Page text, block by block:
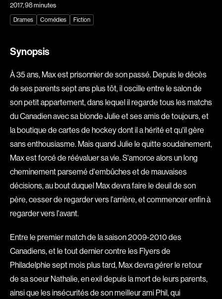
Explorer par
Animation
Art
Aventure
Biographiques
Comédies
Comédies musicales
Érotiques
Étudiants
Famille
Fantastiques
Fiction
Guerre
Historiques
Horreur
Indépendants
Jeunesse
Musicaux
Romantiques
Science-fiction
Sports
Thrillers
Western
Décennies
2017, 98 minutes
Drames Comédies Fiction
Synopsis
À 35 ans, Max est prisonnier de son passé. Depuis le décès
de ses parents sept ans plus tôt, il oscille entre le salon de
son petit appartement, dans lequel il regarde tous les matchs
du Canadien avec sa blonde Julie et ses amis de toujours, et
la boutique de cartes de hockey dont il a hérité et qu'il gère
sans enthousiasme. Mais quand Julie le quitte soudainement,
Max est forcé de réévaluer sa vie. S'amorce alors un long
cheminement parsemé d'embûches et de mauvaises
décisions, au bout duquel Max devra faire le deuil de son
père, cesser de regarder vers l'arrière, et commencer enfin à
regarder vers l'avant.
Entre le premier match de la saison 2009-2010 des
Canadiens, et le tout dernier contre les Flyers de
Philadelphie sept mois plus tard, Max devra gérer le retour
de sa soeur Nathalie, en exil depuis la mort de leurs parents,
ainsi que les insécurités de son meilleur ami Phil, qui